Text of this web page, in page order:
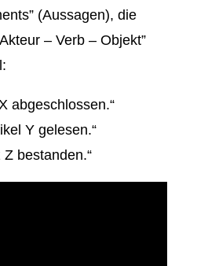
(Aussagen), die
– Verb – Objekt”
abgeschlossen.“
Y gelesen.“
bestanden.“